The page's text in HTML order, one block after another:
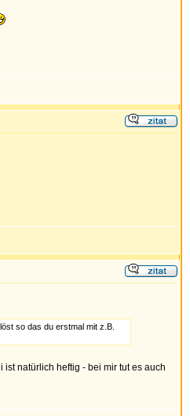
so das du erstmal mit z.B.
natürlich heftig - bei mir tut es auch